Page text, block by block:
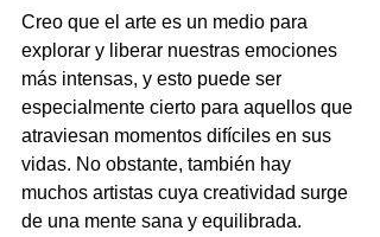
Creo que el arte es un medio para
explorar y liberar nuestras emociones
más intensas, y esto puede ser
especialmente cierto para aquellos que
atraviesan momentos difíciles en sus
vidas. No obstante, también hay
muchos artistas cuya creatividad surge
de una mente sana y equilibrada.